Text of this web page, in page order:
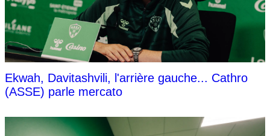
Ekwah, Davitashvili, l'arrière gauche... Cathro
(ASSE) parle mercato